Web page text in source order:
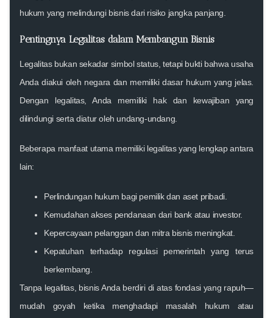
hukum yang melindungi bisnis dari risiko jangka panjang.
Pentingnya Legalitas dalam Membangun Bisnis
Legalitas bukan sekadar simbol status, tetapi bukti bahwa usaha
Anda diakui oleh negara dan memiliki dasar hukum yang jelas.
Dengan legalitas, Anda memiliki hak dan kewajiban yang
dilindungi serta diatur oleh undang-undang.
Beberapa manfaat utama memiliki legalitas yang lengkap antara
lain:
Perlindungan hukum bagi pemilik dan aset pribadi.
Kemudahan akses pendanaan dari bank atau investor.
Kepercayaan pelanggan dan mitra bisnismeningkat.
Kepatuhan terhadap regulasi pemerintah yang terus
berkembang.
Tanpa legalitas, bisnis Anda berdiri di atas fondasi yang rapuh—
mudah goyah ketika menghadapi masalah hukum atau